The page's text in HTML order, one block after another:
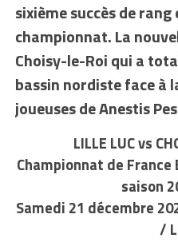
sixième succès de
championnat. La
Choisy-le-Roi qui a
bassin nordiste face à
joueuses de Anestis
LILLE LUC vs
Championnat de
saison
Samedi 21 décembre
/